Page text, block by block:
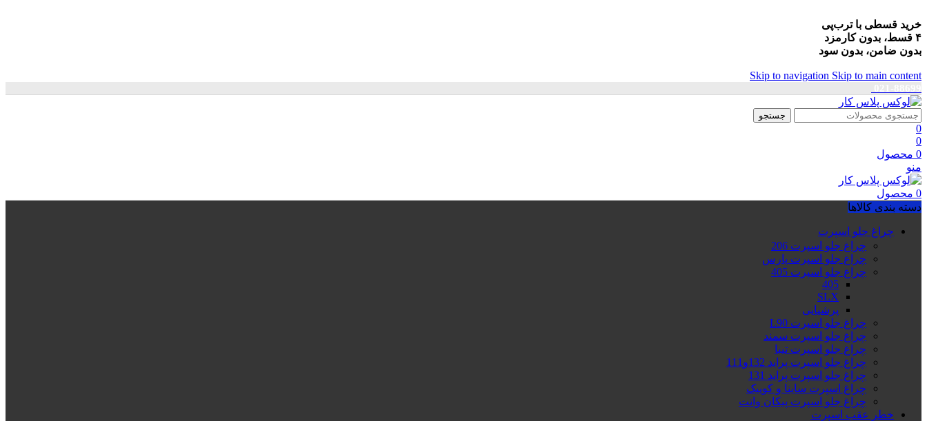
خرید قسطی با ترب‌پی
۴ قسط، بدون کارمزد
بدون ضامن، بدون سود
Skip to navigation Skip to main content
جستجو
0
0
0 محصول
منو
0 محصول
دسته بندی کالاها
چراغ جلو اسپرت
چراغ جلو اسپرت 206
چراغ جلو اسپرت پارس
چراغ جلو اسپرت 405
405
SLX
پرشیایی
چراغ جلو اسپرت L90
چراغ جلو اسپرت سمند
چراغ جلو اسپرت تیبا
چراغ جلو اسپرت پراید 132و111
چراغ جلو اسپرت پراید 131
چراغ اسپرت ساینا و کوییک
چراغ جلو اسپرت پیکان وانت
خطر عقب اسپرت